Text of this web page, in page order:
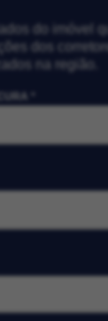
do imóvel
dos
na região.
*